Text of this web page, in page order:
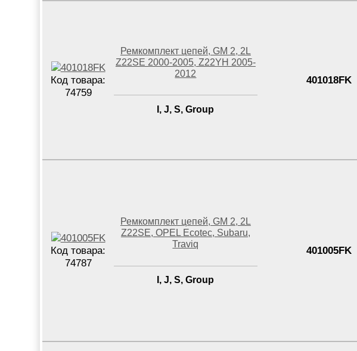
Код товара:
74759
Ремкомплект цепей, GM 2, 2L
Z22SE 2000-2005, Z22YH 2005-
2012
I, J, S, Group
401018FK
Код товара:
74787
Ремкомплект цепей, GM 2, 2L
Z22SE, OPEL Ecotec, Subaru,
Traviq
I, J, S, Group
401005FK